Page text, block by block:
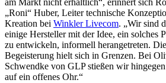
am Markt nicht erhältlich“, erinnert sich
„Roni“ Huber, Leiter technische
Kreation bei Winkler Livecom. „Wir sind
einige Hersteller mit der Idee, ein solches
zu entwickeln, informell herangetreten. Die
Begeisterung hielt sich in Grenzen. Bei
Schwendke von GLP stießen wir
auf ein offenes Ohr.“